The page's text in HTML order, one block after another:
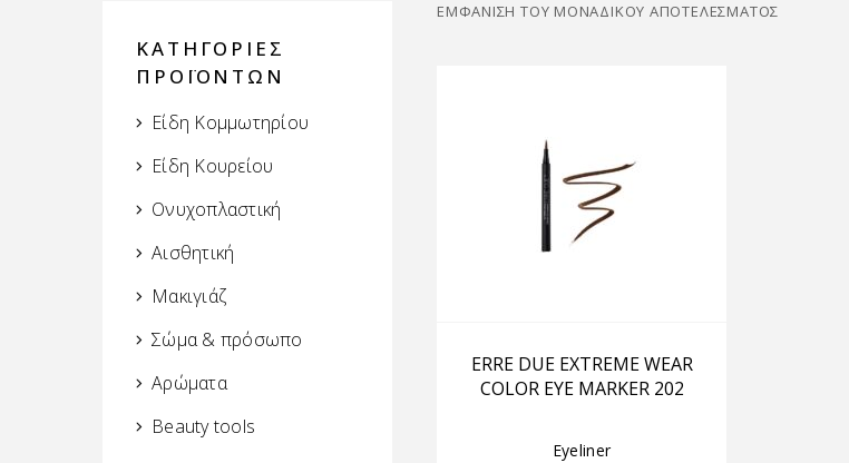
ΚΑΤΗΓΟΡΙΕΣ
ΠΡΟΪΟΝΤΩΝ
Είδη Κομμωτηρίου
Είδη Κουρείου
Ονυχοπλαστική
Αισθητική
Μακιγιάζ
Σώμα & πρόσωπο
Αρώματα
Beauty tools
ΕΜΦΆΝΙΣΗ ΤΟΥ ΜΟΝΑΔΙΚΟΎ ΑΠΟΤΕΛΈΣΜΑΤΟΣ
ERRE DUE EXTREME WEAR
COLOR EYE MARKER 202
Eyeliner